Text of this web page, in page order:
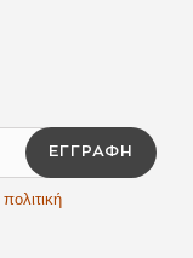
ΕΓΓΡΑΦΉ
πολιτική